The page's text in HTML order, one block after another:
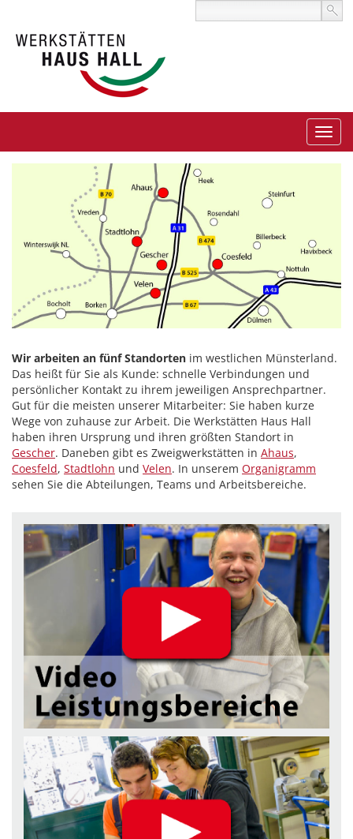
Wir arbeiten an fünf Standorten im westlichen Münsterland.
Das heißt für Sie als Kunde: schnelle Verbindungen und
persönlicher Kontakt zu ihrem jeweiligen Ansprechpartner.
Gut für die meisten unserer Mitarbeiter: Sie haben kurze
Wege von zuhause zur Arbeit. Die Werkstätten Haus Hall
haben ihren Ursprung und ihren größten Standort in
Gescher. Daneben gibt es Zweigwerkstätten in Ahaus,
Coesfeld, Stadtlohn und Velen. In unserem Organigramm
sehen Sie die Abteilungen, Teams und Arbeitsbereiche.